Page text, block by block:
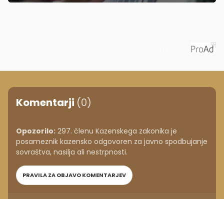
Komentarji (0)
Opozorilo: 297. členu Kazenskega zakonika je
posameznik kazensko odgovoren za javno spodbujanje
sovraštva, nasilja ali nestrpnosti.
PRAVILA ZA OBJAVO KOMENTARJEV